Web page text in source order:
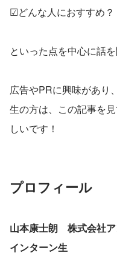
☑どんな人におすすめ？
といった点を中心に話
広告やPRに興味があり
生の方は、この記事を
しいです！
プロフィール
山本康士朗　株式会社
インターン生